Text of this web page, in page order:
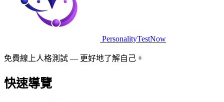
PersonalityTestNow
免費線上人格測試 — 更好地了解自己。
快速導覽